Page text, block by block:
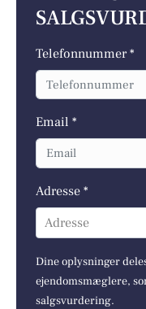
Telefonnummer *
Email *
Adresse *
Adresse
Dine oplysninger
ejendomsmæglere,
salgsvurdering.